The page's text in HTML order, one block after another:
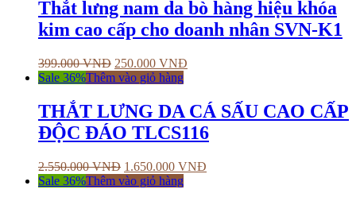
Thắt lưng nam da bò hàng hiệu khóa
kim cao cấp cho doanh nhân SVN-K1
399.000VNĐ 250.000 VNĐ
Sale 36%Thêm vào giỏ hàng
THẮT LƯNG DA CÁ SẤU CAO CẤP
ĐỘC ĐÁO TLCS116
2.550.000VNĐ 1.650.000 VNĐ
Sale 36%Thêm vào giỏ hàng